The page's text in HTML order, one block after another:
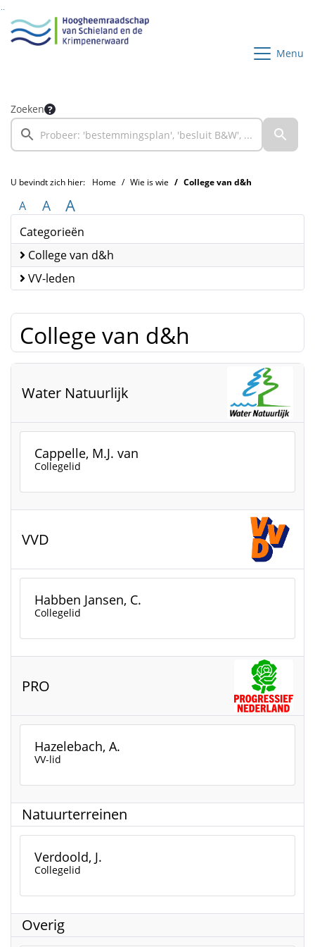
Ga naar de inhoud van deze pagina
Ga naar het zoeken
Ga naar het menu
Menu
Zoeken
U bevindt zich hier: Home Wie is wie College van d&h
A A A
Categorieën
College van d&h
VV-leden
College van d&h
Water Natuurlijk
Cappelle, M.J. van
Collegelid
VVD
Habben Jansen, C.
Collegelid
PRO
Hazelebach, A.
VV-lid
Natuurterreinen
Verdoold, J.
Collegelid
Overig